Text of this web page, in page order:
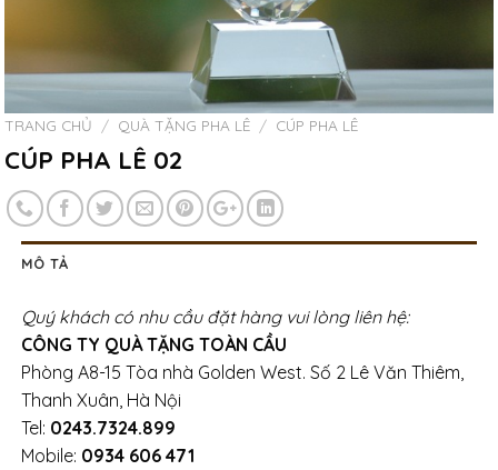
TRANG CHỦ / QUÀ TẶNG PHA LÊ / CÚP PHA LÊ
CÚP PHA LÊ 02
MÔ TẢ
Quý khách có nhu cầu đặt hàng vui lòng liên hệ:
CÔNG TY QUÀ TẶNG TOÀN CẦU
Phòng A8-15 Tòa nhà Golden West. Số 2 Lê Văn Thiêm,
Thanh Xuân, Hà Nội
Tel: 0243.7324.899
Mobile: 0934 606 471